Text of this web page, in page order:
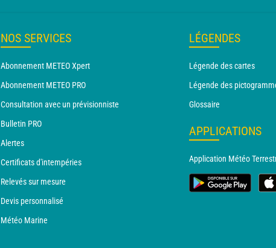
NOS SERVICES
Abonnement METEO Xpert
Abonnement METEO PRO
Consultation avec un prévisionniste
Bulletin PRO
Alertes
Certificats d'intempéries
Relevés sur mesure
Devis personnalisé
Météo Marine
LÉGENDES
Légende des cartes
Légende des
Glossaire
APPLICATIONS
Application Météo